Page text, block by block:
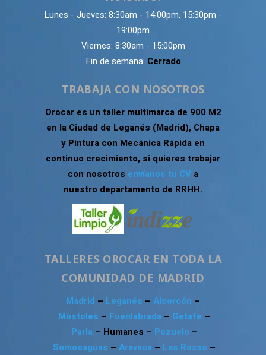
Lunes - Jueves: 8:30am - 14:00pm, 15:30pm -
19:00pm
Viernes: 8:30am - 15:00pm
Fin de semana: Cerrado
TRABAJA CON NOSOTROS
Orocar es un taller multimarca de 900 M2
en la Ciudad de Leganés (Madrid), Chapa
y Pintura con Mecánica Rápida en
continuo crecimiento, si quieres trabajar
con nosotros envíanos tu CV a
nuestro departamento de RRHH.
TALLERES OROCAR EN TODA LA
COMUNIDAD DE MADRID
Madrid – Leganés – Alcorcón –
Móstoles – Fuenlabrada – Getafe –
Parla – Humanes – Pozuelo –
Somosaguas – Aravaca – Las Rozas –